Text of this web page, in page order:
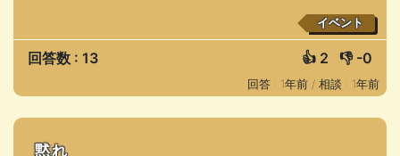
イベント
回答数 : 13 👍 2 👎 -0
回答 : 1年前 / 相談 : 1年前
黙れ